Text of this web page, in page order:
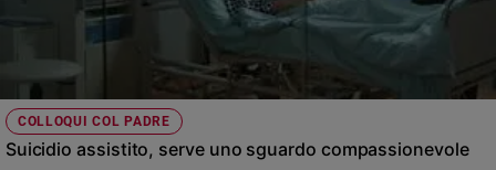
COLLOQUI COL PADRE
Suicidio assistito, serve uno sguardo compassionevole